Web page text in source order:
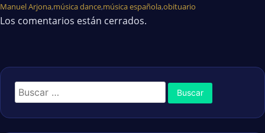
Manuel Arjona,música dance,música española,obituario
Los comentarios están cerrados.
Buscar: